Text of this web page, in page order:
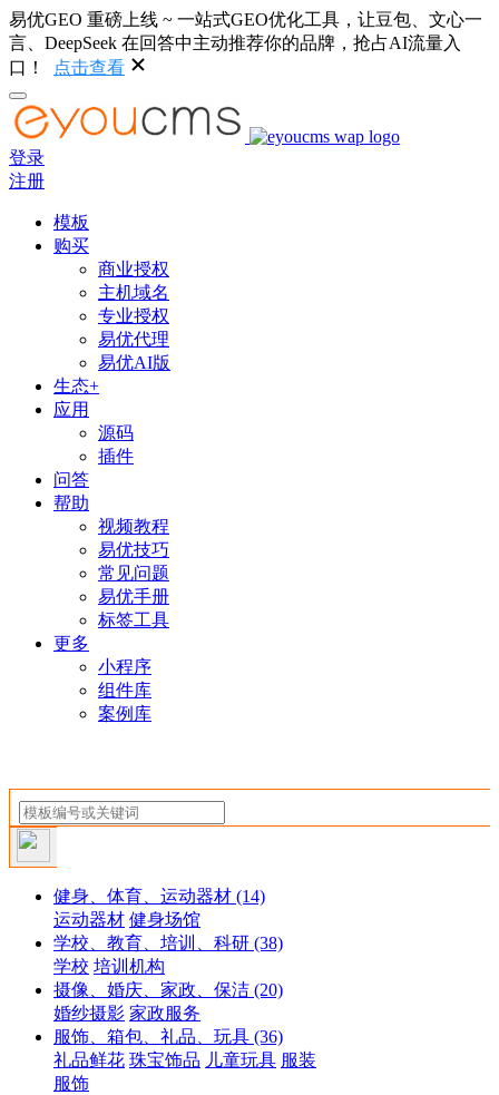
易优GEO 重磅上线 ~ 一站式GEO优化工具，让豆包、文心一
言、DeepSeek 在回答中主动推荐你的品牌，抢占AI流量入
口！
点击查看
登录
注册
模板
购买
商业授权
主机域名
专业授权
易优代理
易优AI版
生态+
应用
源码
插件
问答
帮助
视频教程
易优技巧
常见问题
易优手册
标签工具
更多
小程序
组件库
案例库
健身、体育、运动器材 (14)
运动器材 健身场馆
学校、教育、培训、科研 (38)
学校 培训机构
摄像、婚庆、家政、保洁 (20)
婚纱摄影 家政服务
服饰、箱包、礼品、玩具 (36)
礼品鲜花 珠宝饰品 儿童玩具 服装
服饰